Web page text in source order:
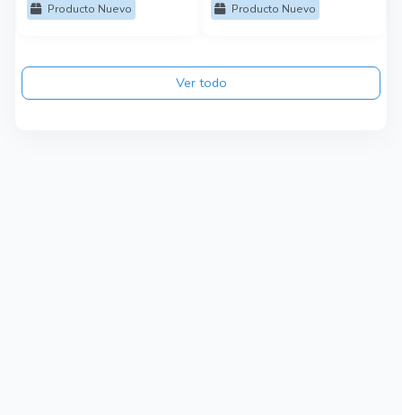
Producto Nuevo
Producto Nuevo
Ver todo